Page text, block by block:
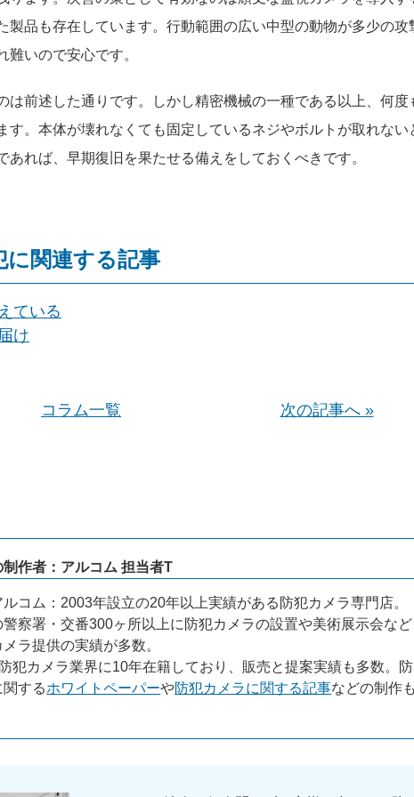
製品も存在しています。行動範囲の広い中型の動物が多少の攻
いので安心です。
は前述した通りです。しかし精密機械の一種である以上、何度
。本体が壊れなくても固定しているネジやボルトが取れない
れば、早期復旧を果たせる備えをしておくべきです。
に関連する記事
ている
け
コラム一覧 次の記事へ »
制作者：アルコム 担当者T
コム：2003年設立の20年以上実績がある防犯カメラ専門店。
察署・交番300ヶ所以上に防犯カメラの設置や美術展示会など
ラ提供の実績が多数。
犯カメラ業界に10年在籍しており、販売と提案実績も多数。防
関するホワイトペーパーや防犯カメラに関する記事などの制作も